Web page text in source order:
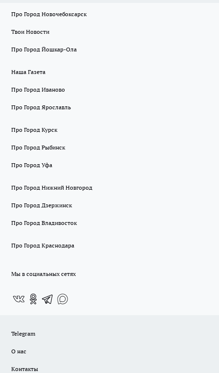
Про Город Новочебоксарск
Твои Новости
Про Город Йошкар-Ола
Наша Газета
Про Город Иваново
Про Город Ярославль
Про Город Курск
Про Город Рыбинск
Про Город Уфа
Про Город Нижний Новгород
Про Город Дзержинск
Про Город Владивосток
Про Город Краснодара
Мы в социальных сетях
Telegram
О нас
Контакты